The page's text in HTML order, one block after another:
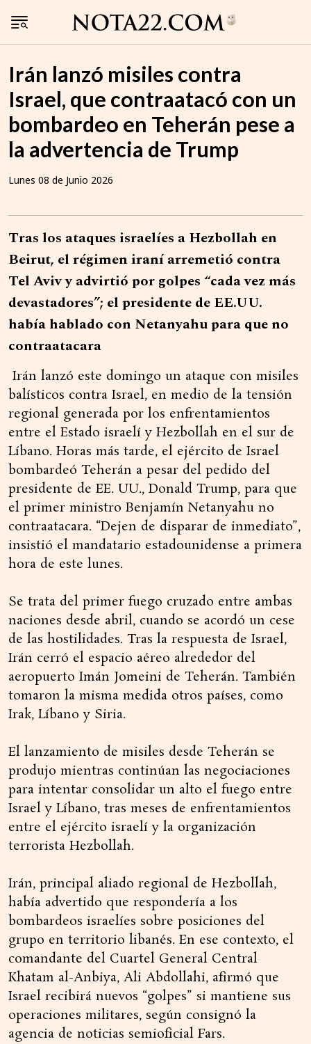
Irán lanzó misiles contra
Israel, que contraatacó con un
bombardeo en Teherán pese a
la advertencia de Trump
Lunes 08 de Junio 2026
Tras los ataques israelíes a Hezbollah en
Beirut, el régimen iraní arremetió contra
Tel Aviv y advirtió por golpes “cada vez más
devastadores”; el presidente de EE.UU.
había hablado con Netanyahu para que no
contraatacara
Irán lanzó este domingo un ataque con misiles
balísticos contra Israel, en medio de la tensión
regional generada por los enfrentamientos
entre el Estado israelí y Hezbollah en el sur de
Líbano. Horas más tarde, el ejército de Israel
bombardeó Teherán a pesar del pedido del
presidente de EE. UU., Donald Trump, para que
el primer ministro Benjamín Netanyahu no
contraatacara. “Dejen de disparar de inmediato”,
insistió el mandatario estadounidense a primera
hora de este lunes.
Se trata del primer fuego cruzado entre ambas
naciones desde abril, cuando se acordó un cese
de las hostilidades. Tras la respuesta de Israel,
Irán cerró el espacio aéreo alrededor del
aeropuerto Imán Jomeini de Teherán. También
tomaron la misma medida otros países, como
Irak, Líbano y Siria.
El lanzamiento de misiles desde Teherán se
produjo mientras continúan las negociaciones
para intentar consolidar un alto el fuego entre
Israel y Líbano, tras meses de enfrentamientos
entre el ejército israelí y la organización
terrorista Hezbollah.
Irán, principal aliado regional de Hezbollah,
había advertido que respondería a los
bombardeos israelíes sobre posiciones del
grupo en territorio libanés. En ese contexto, el
comandante del Cuartel General Central
Khatam al-Anbiya, Ali Abdollahi, afirmó que
Israel recibirá nuevos “golpes” si mantiene sus
operaciones militares, según consignó la
agencia de noticias semioficial Fars.